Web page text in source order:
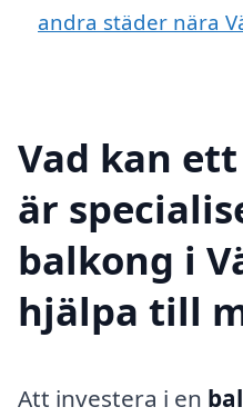
andra städer nära
Vad kan
är
balkong i
hjälpa till
Att investera i en